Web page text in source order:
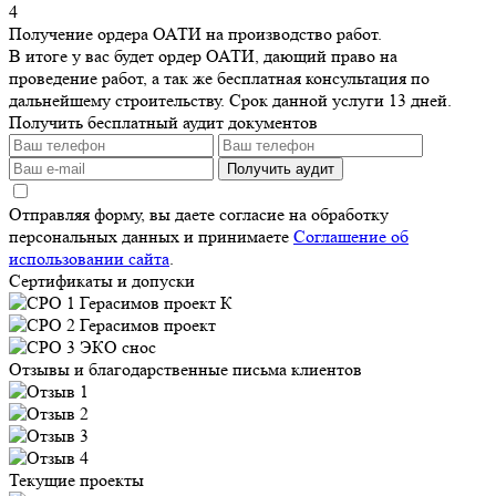
4
Получение ордера ОАТИ на производство работ.
В итоге у вас будет ордер ОАТИ, дающий право на
проведение работ, а так же бесплатная консультация по
дальнейшему строительству. Срок данной услуги 13 дней.
Получить бесплатный аудит документов
Получить аудит
Отправляя форму, вы даете согласие на обработку
персональных данных и принимаете Соглашение об
использовании сайта
Сертификаты и допуски
Отзывы и благодарственные письма клиентов
Текущие проекты